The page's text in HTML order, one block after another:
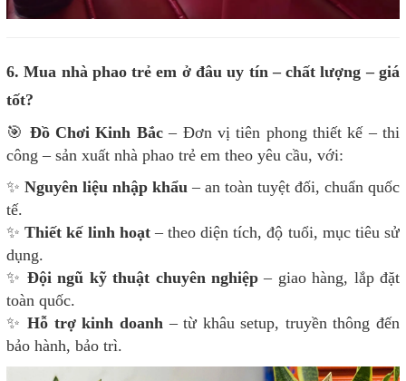
6. Mua nhà phao trẻ em ở đâu uy tín – chất lượng – giá
tốt?
🎯 Đồ Chơi Kinh Bắc– Đơn vị tiên phong thiết kế – thi
công – sản xuất nhà phao trẻ em theo yêu cầu, với:
✨ Nguyên liệu nhập khẩu – an toàn tuyệt đối, chuẩn quốc
tế.
✨Thiết kế linh hoạt– theo diện tích, độ tuổi, mục tiêu sử
dụng.
✨ Đội ngũ kỹ thuật chuyên nghiệp– giao hàng, lắp đặt
toàn quốc.
✨Hỗ trợ kinh doanh– từ khâu setup, truyền thông đến
bảo hành, bảo trì.